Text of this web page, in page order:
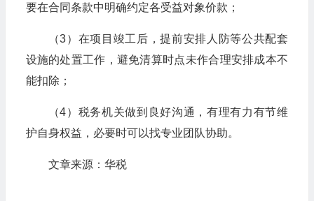
要在合同条款中明确约定各受益对象价款；
（3）在项目竣工后，提前安排人防等公共配套
设施的处置工作，避免清算时点未作合理安排成本不
能扣除；
（4）税务机关做到良好沟通，有理有力有节维
护自身权益，必要时可以找专业团队协助。
文章来源：华税